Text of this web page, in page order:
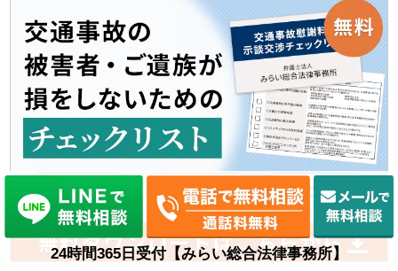
24時間365日受付【みらい総合法律事務所】